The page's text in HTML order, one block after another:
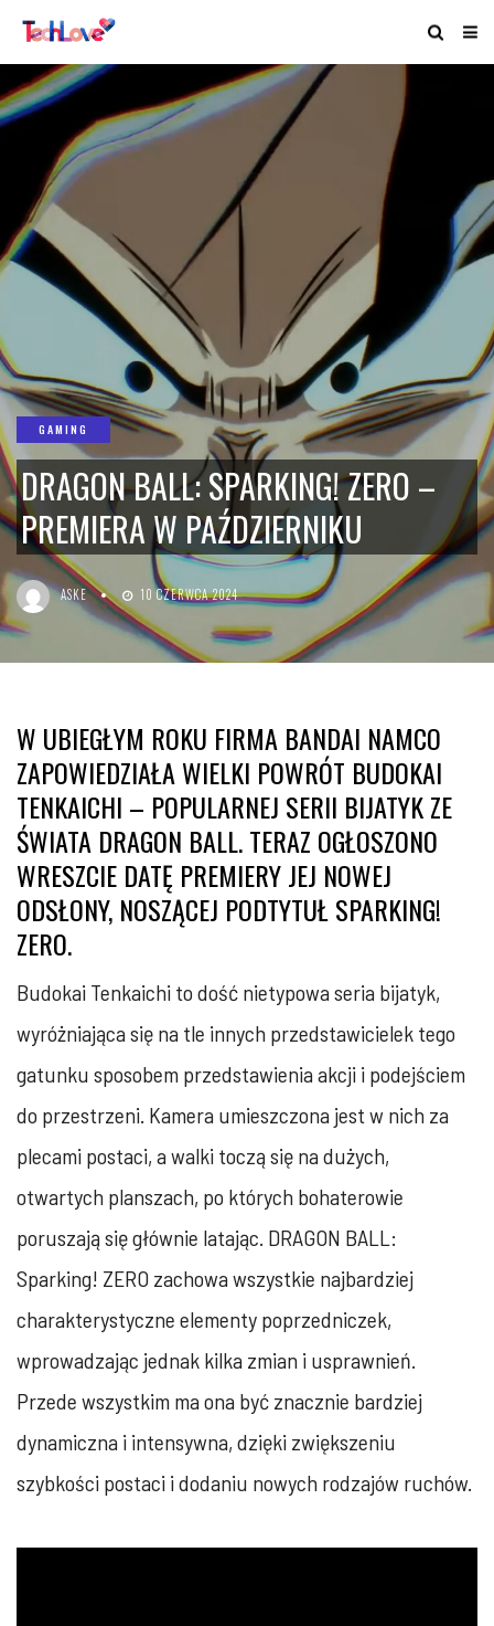
GAMING
DRAGON BALL: SPARKING! ZERO –
PREMIERA W PAŹDZIERNIKU
ASKE 10 CZERWCA 2024
W UBIEGŁYM ROKU FIRMA BANDAI NAMCO
ZAPOWIEDZIAŁA WIELKI POWRÓT BUDOKAI
TENKAICHI – POPULARNEJ SERII BIJATYK ZE
ŚWIATA DRAGON BALL. TERAZ OGŁOSZONO
WRESZCIE DATĘ PREMIERY JEJ NOWEJ
ODSŁONY, NOSZĄCEJ PODTYTUŁ SPARKING!
ZERO.
Budokai Tenkaichi to dość nietypowa seria bijatyk,
wyróżniająca się na tle innych przedstawicielek tego
gatunku sposobem przedstawienia akcji i podejściem
do przestrzeni. Kamera umieszczona jest w nich za
plecami postaci, a walki toczą się na dużych,
otwartych planszach, po których bohaterowie
poruszają się głównie latając. DRAGON BALL:
Sparking! ZERO zachowa wszystkie najbardziej
charakterystyczne elementy poprzedniczek,
wprowadzając jednak kilka zmian i usprawnień.
Przede wszystkim ma ona być znacznie bardziej
dynamiczna i intensywna, dzięki zwiększeniu
szybkości postaci i dodaniu nowych rodzajów ruchów.